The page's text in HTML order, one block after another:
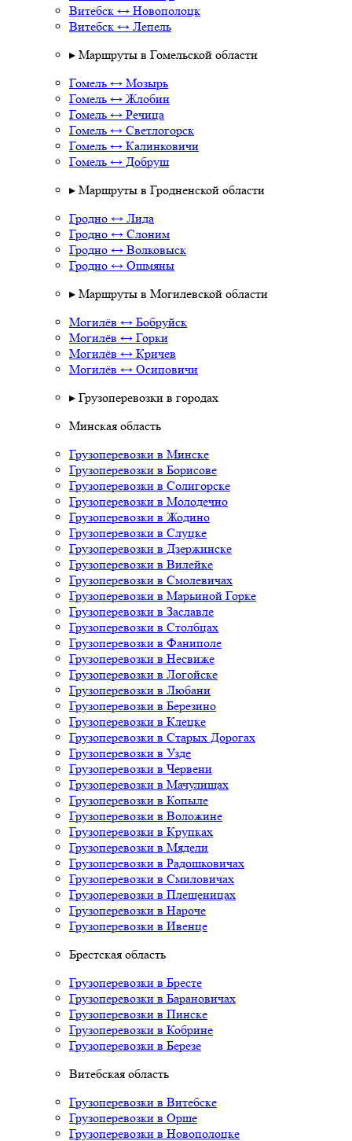
Витебск ↔ Новополоцк
Витебск ↔ Лепель
▸ Маршруты в Гомельской области
Гомель ↔ Мозырь
Гомель ↔ Жлобин
Гомель ↔ Речица
Гомель ↔ Светлогорск
Гомель ↔ Калинковичи
Гомель ↔ Добруш
▸ Маршруты в Гродненской области
Гродно ↔ Лида
Гродно ↔ Слоним
Гродно ↔ Волковыск
Гродно ↔ Ошмяны
▸ Маршруты в Могилевской области
Могилёв ↔ Бобруйск
Могилёв ↔ Горки
Могилёв ↔ Кричев
Могилёв ↔ Осиповичи
▸ Грузоперевозки в городах
Минская область
Грузоперевозки в Минске
Грузоперевозки в Борисове
Грузоперевозки в Солигорске
Грузоперевозки в Молодечно
Грузоперевозки в Жодино
Грузоперевозки в Слуцке
Грузоперевозки в Дзержинске
Грузоперевозки в Вилейке
Грузоперевозки в Смолевичах
Грузоперевозки в Марьиной Горке
Грузоперевозки в Заславле
Грузоперевозки в Столбцах
Грузоперевозки в Фаниполе
Грузоперевозки в Несвиже
Грузоперевозки в Логойске
Грузоперевозки в Любани
Грузоперевозки в Березино
Грузоперевозки в Клецке
Грузоперевозки в Старых Дорогах
Грузоперевозки в Узде
Грузоперевозки в Червени
Грузоперевозки в Мачулищах
Грузоперевозки в Копыле
Грузоперевозки в Воложине
Грузоперевозки в Крупках
Грузоперевозки в Мядели
Грузоперевозки в Радошковичах
Грузоперевозки в Смиловичах
Грузоперевозки в Плещеницах
Грузоперевозки в Нароче
Грузоперевозки в Ивенце
Брестская область
Грузоперевозки в Бресте
Грузоперевозки в Барановичах
Грузоперевозки в Пинске
Грузоперевозки в Кобрине
Грузоперевозки в Березе
Витебская область
Грузоперевозки в Витебске
Грузоперевозки в Орше
Грузоперевозки в Новополоцке